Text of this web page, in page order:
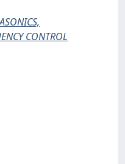
CONTROL